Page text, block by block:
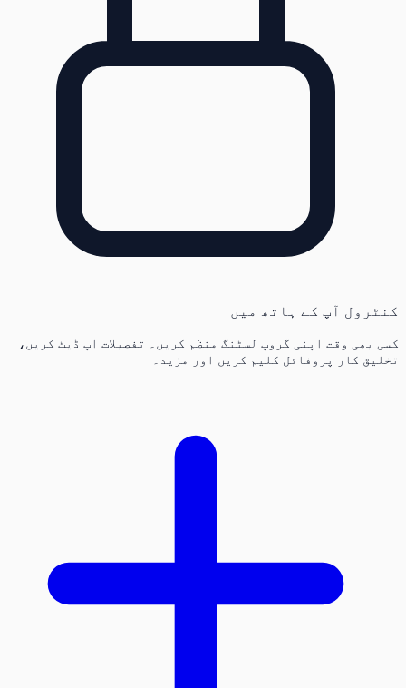
کنٹرول آپ کے ہاتھ میں
کسی بھی وقت اپنی گروپ لسٹنگ منظم کریں۔ تفصیلات اپ ڈیٹ کریں،
تخلیق کار پروفائل کلیم کریں اور مزید۔